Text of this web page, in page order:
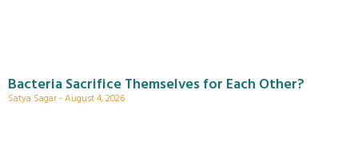
Bacteria Sacrifice Themselves for Each Other?
Satya Sagar August 4, 2026